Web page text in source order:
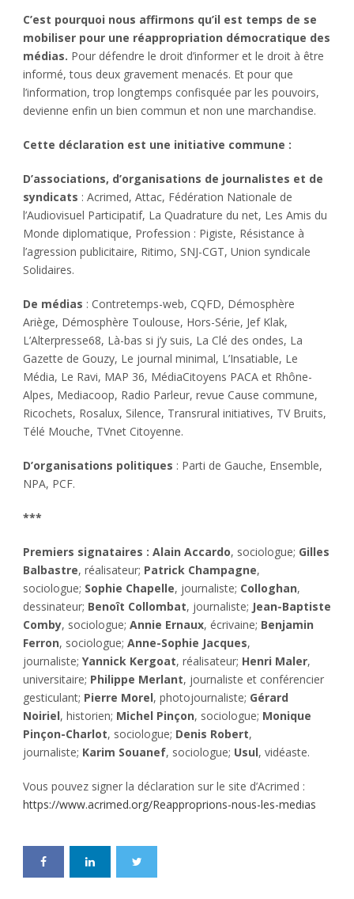
C’est pourquoi nous affirmons qu’il est temps de se
mobiliser pour une réappropriation démocratique des
médias. Pour défendre le droit d’informer et le droit à être
informé, tous deux gravement menacés. Et pour que
l’information, trop longtemps confisquée par les pouvoirs,
devienne enfin un bien commun et non une marchandise.
Cette déclaration est une initiative commune :
D’associations, d’organisations de journalistes et de
syndicats : Acrimed, Attac, Fédération Nationale de
l’Audiovisuel Participatif, La Quadrature du net, Les Amis du
Monde diplomatique, Profession : Pigiste, Résistance à
l’agression publicitaire, Ritimo, SNJ-CGT, Union syndicale
Solidaires.
De médias : Contretemps-web, CQFD, Démosphère
Ariège, Démosphère Toulouse, Hors-Série, Jef Klak,
L’Alterpresse68, Là-bas si j’y suis, La Clé des ondes, La
Gazette de Gouzy, Le journal minimal, L’Insatiable, Le
Média, Le Ravi, MAP 36, MédiaCitoyens PACA et Rhône-
Alpes, Mediacoop, Radio Parleur, revue Cause commune,
Ricochets, Rosalux, Silence, Transrural initiatives, TV Bruits,
Télé Mouche, TVnet Citoyenne.
D’organisations politiques : Parti de Gauche, Ensemble,
NPA, PCF.
***
Premiers signataires : Alain Accardo, sociologue; Gilles
Balbastre, réalisateur; Patrick Champagne,
sociologue; Sophie Chapelle, journaliste; Colloghan,
dessinateur; Benoît Collombat, journaliste; Jean-Baptiste
Comby, sociologue; Annie Ernaux, écrivaine; Benjamin
Ferron, sociologue; Anne-Sophie Jacques,
journaliste; Yannick Kergoat, réalisateur; Henri Maler,
universitaire; Philippe Merlant, journaliste et conférencier
gesticulant; Pierre Morel, photojournaliste; Gérard
Noiriel, historien; Michel Pinçon, sociologue; Monique
Pinçon-Charlot, sociologue; Denis Robert,
journaliste; Karim Souanef, sociologue; Usul, vidéaste.
Vous pouvez signer la déclaration sur le site d’Acrimed :
https://www.acrimed.org/Reapproprions-nous-les-medias